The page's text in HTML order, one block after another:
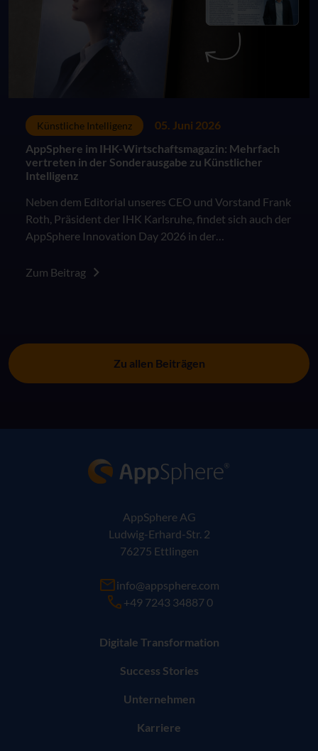
Künstliche Intelligenz
05. Juni 2026
AppSphere im IHK-Wirtschaftsmagazin: Mehrfach
vertreten in der Sonderausgabe zu Künstlicher
Intelligenz
Neben dem Editorial unseres CEO und Vorstand Frank
Roth, Präsident der IHK Karlsruhe, findet sich auch der
AppSphere Innovation Day 2026 in der
der Arbeitswelt: Besser als das Original?".
Zum Beitrag
Zu allen Beiträgen
AppSphere IT-Lösungsanbieter
AppSphere AG
Ludwig-Erhard-Str. 2
76275 Ettlingen
info@appsphere.com
+49 7243 34887 0
Digitale Transformation
Success Stories
Unternehmen
Karriere